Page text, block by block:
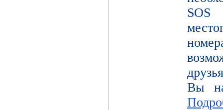
Вы